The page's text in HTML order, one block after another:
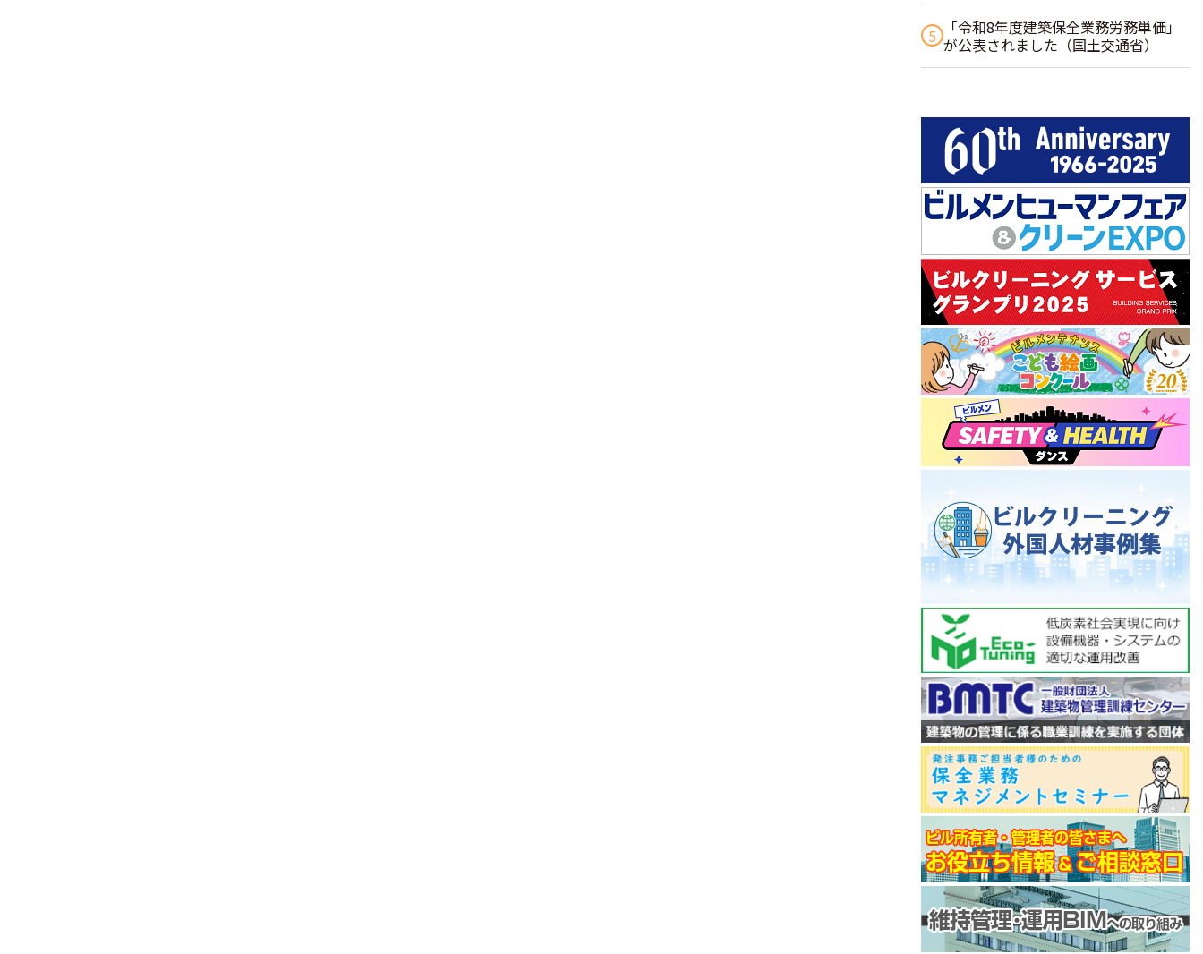
5
「令和8年度建築保全業務労務単価」
が公表されました（国土交通省）